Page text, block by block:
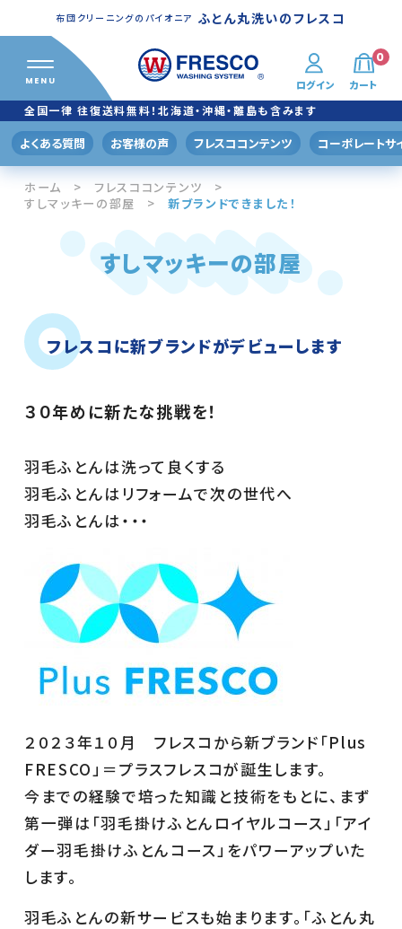
布団クリーニングのパイオニア ふとん丸洗いのフレスコ
MENU ログイン カート
0
全国一律 往復送料無料！北海道・沖縄・離島も含みます
クリーニングメニュー
プレミアムプラン
羽毛ふとんふわりも®
掛けふとんコース
掛/敷ふとんコース
バリュープラン
おトク！160
羽毛ロイヤルコース
アイダーふとんコース
フレスコのふとん丸洗い
クリーニングについて
ご利用ガイド
ご注文前の注意事項
よくある質問
お客様の声
法人様向けふとん丸洗い
お電話でのお問い合わせは
通話料無料のこちらから
0120-310-730
よくある質問 お客様の声 フレスココンテンツ コーポレートサ
ホーム
フレスココンテンツ
すしマッキーの部屋
新ブランドできました！
すしマッキーの部屋
フレスコに新ブランドがデビューします
３０年めに新たな挑戦を！
羽毛ふとんは洗って良くする
羽毛ふとんはリフォームで次の世代へ
羽毛ふとんは・・・
２０２３年１０月 フレスコから新ブランド「Plus
FRESCO」＝プラスフレスコが誕生します。
今までの経験で培った知識と技術をもとに、まず
第一弾は「羽毛掛けふとんロイヤルコース」「アイ
ダー羽毛掛けふとんコース」をパワーアップいた
します。
羽毛ふとんの新サービスも始まります。「ふとん丸